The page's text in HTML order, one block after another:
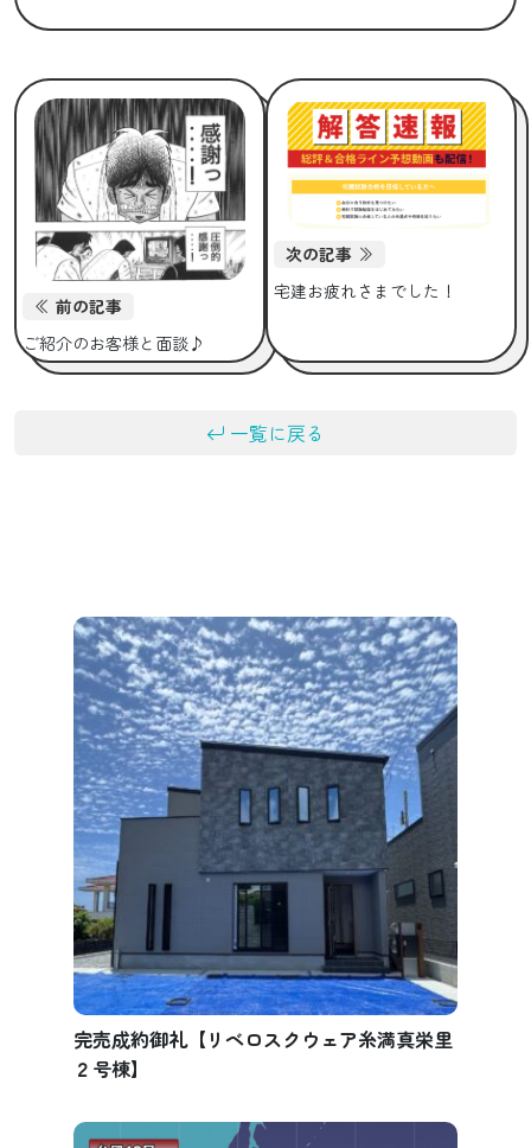
前の記事
ご紹介のお客様と面談♪
次の記事
宅建お疲れさまでした！
一覧に戻る
完売成約御礼【リベロスクウェア糸満真栄里
２号棟】